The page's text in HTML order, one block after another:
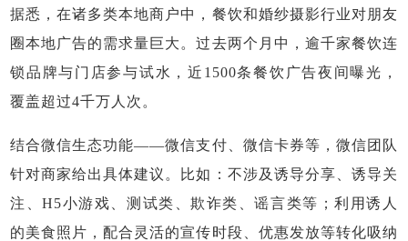
据悉，在诸多类本地商户中，餐饮和婚纱摄影行业对朋友
圈本地广告的需求量巨大。过去两个月中，逾千家餐饮连
锁品牌与门店参与试水，近1500条餐饮广告夜间曝光，
覆盖超过4千万人次。
结合微信生态功能——微信支付、微信卡券等，微信团队
针对商家给出具体建议。比如：不涉及诱导分享、诱导关
注、H5小游戏、测试类、欺诈类、谣言类等；利用诱人
的美食照片，配合灵活的宣传时段、优惠发放等转化吸纳